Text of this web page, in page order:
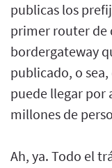
publicas los
primer router de
bordergateway
publicado, o
puede llegar por
millones de
Ah, ya. Todo el